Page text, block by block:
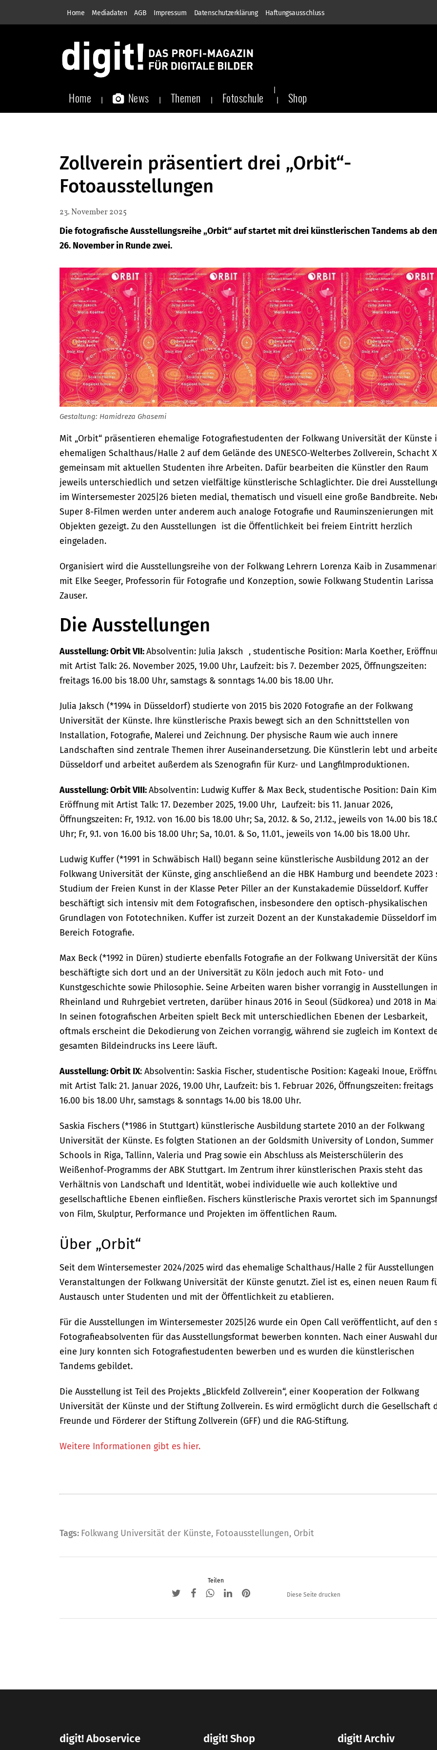
Home Mediadaten AGB Impressum Datenschutzerklärung Haftungsausschluss
Home News Themen Fotoschule Shop
Zollverein präsentiert drei „Orbit“-
Fotoausstellungen
23. November 2025
Die fotografische Ausstellungsreihe „Orbit“ auf startet mit drei künstlerischen Tandems ab
26. November in Runde zwei.
Gestaltung: Hamidreza Ghasemi
Mit „Orbit“ präsentieren ehemalige Fotografiestudenten der Folkwang Universität der Künste
ehemaligen Schalthaus/Halle 2 auf dem Gelände des UNESCO-Welterbes Zollverein, Schacht
gemeinsam mit aktuellen Studenten ihre Arbeiten. Dafür bearbeiten die Künstler den Raum
jeweils unterschiedlich und setzen vielfältige künstlerische Schlaglichter. Die drei
im Wintersemester 2025|26 bieten medial, thematisch und visuell eine große Bandbreite.
Super 8-Filmen werden unter anderem auch analoge Fotografie und Rauminszenierungen mit
Objekten gezeigt. Zu den Ausstellungen ist die Öffentlichkeit bei freiem Eintritt herzlich
eingeladen.
Organisiert wird die Ausstellungsreihe von der Folkwang Lehrern Lorenza Kaib in
mit Elke Seeger, Professorin für Fotografie und Konzeption, sowie Folkwang Studentin Larissa
Zauser.
Die Ausstellungen
Ausstellung: Orbit VII:Absolventin: Julia Jaksch , studentische Position: Marla Koether,
mit Artist Talk: 26. November 2025, 19.00 Uhr, Laufzeit: bis 7. Dezember 2025, Öffnungszeiten:
freitags 16.00 bis 18.00 Uhr, samstags & sonntags 14.00 bis 18.00 Uhr.
Julia Jaksch (*1994 in Düsseldorf) studierte von 2015 bis 2020 Fotografie an der Folkwang
Universität der Künste. Ihre künstlerische Praxis bewegt sich an den Schnittstellen von
Installation, Fotografie, Malerei und Zeichnung. Der physische Raum wie auch innere
Landschaften sind zentrale Themen ihrer Auseinandersetzung. Die Künstlerin lebt und
Düsseldorf und arbeitet außerdem als Szenografin für Kurz- und Langfilmproduktionen.
Ausstellung: Orbit VIII:Absolventin: Ludwig Kuffer & Max Beck, studentische Position: Dain
Eröffnung mit Artist Talk: 17. Dezember 2025, 19.00 Uhr, Laufzeit: bis 11. Januar 2026,
Öffnungszeiten: Fr, 19.12. von 16.00 bis 18.00 Uhr; Sa, 20.12. & So, 21.12., jeweils von 14.00 bis
Uhr; Fr, 9.1. von 16.00 bis 18.00 Uhr; Sa, 10.01. & So, 11.01., jeweils von 14.00 bis 18.00 Uhr.
Ludwig Kuffer (*1991 in Schwäbisch Hall) begann seine künstlerische Ausbildung 2012 an der
Folkwang Universität der Künste, ging anschließend an die HBK Hamburg und beendete 2023
Studium der Freien Kunst in der Klasse Peter Piller an der Kunstakademie Düsseldorf. Kuffer
beschäftigt sich intensiv mit dem Fotografischen, insbesondere den optisch-physikalischen
Grundlagen von Fototechniken. Kuffer ist zurzeit Dozent an der Kunstakademie Düsseldorf im
Bereich Fotografie.
Max Beck (*1992 in Düren) studierte ebenfalls Fotografie an der Folkwang Universität der
beschäftigte sich dort und an der Universität zu Köln jedoch auch mit Foto- und
Kunstgeschichte sowie Philosophie. Seine Arbeiten waren bisher vorrangig in Ausstellungen
Rheinland und Ruhrgebiet vertreten, darüber hinaus 2016 in Seoul (Südkorea) und 2018 in
In seinen fotografischen Arbeiten spielt Beck mit unterschiedlichen Ebenen der Lesbarkeit,
oftmals erscheint die Dekodierung von Zeichen vorrangig, während sie zugleich im Kontext
gesamten Bildeindrucks ins Leere läuft.
Ausstellung: Orbit IX: Absolventin: Saskia Fischer, studentische Position: Kageaki Inoue,
mit Artist Talk: 21. Januar 2026, 19.00 Uhr, Laufzeit: bis 1. Februar 2026, Öffnungszeiten: freitags
16.00 bis 18.00 Uhr, samstags & sonntags 14.00 bis 18.00 Uhr.
Saskia Fischers (*1986 in Stuttgart) künstlerische Ausbildung startete 2010 an der Folkwang
Universität der Künste. Es folgten Stationen an der Goldsmith University of London, Summer
Schools in Riga, Tallinn, Valeria und Prag sowie ein Abschluss als Meisterschülerin des
Weißenhof-Programms der ABK Stuttgart. Im Zentrum ihrer künstlerischen Praxis steht das
Verhältnis von Landschaft und Identität, wobei individuelle wie auch kollektive und
gesellschaftliche Ebenen einfließen. Fischers künstlerische Praxis verortet sich im
von Film, Skulptur, Performance und Projekten im öffentlichen Raum.
Über „Orbit“
Seit dem Wintersemester 2024/2025 wird das ehemalige Schalthaus/Halle 2 für Ausstellungen
Veranstaltungen der Folkwang Universität der Künste genutzt. Ziel ist es, einen neuen Raum
Austausch unter Studenten und mit der Öffentlichkeit zu etablieren.
Für die Ausstellungen im Wintersemester 2025|26 wurde ein Open Call veröffentlicht, auf den
Fotografieabsolventen für das Ausstellungsformat bewerben konnten. Nach einer Auswahl
eine Jury konnten sich Fotografiestudenten bewerben und es wurden die künstlerischen
Tandems gebildet.
Die Ausstellung ist Teil des Projekts „Blickfeld Zollverein“, einer Kooperation der Folkwang
Universität der Künste und der Stiftung Zollverein. Es wird ermöglicht durch die Gesellschaft
Freunde und Förderer der Stiftung Zollverein (GFF) und die RAG-Stiftung.
Weitere Informationen gibt es hier.
Tags: Folkwang Universität der Künste, Fotoausstellungen, Orbit
Teilen
Diese Seite drucken
digit! Aboservice digit! Shop digit! Archiv